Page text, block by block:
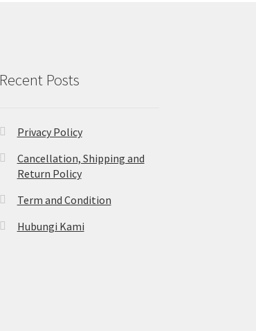
Recent Posts
Privacy Policy
Cancellation, Shipping and
Return Policy
Term and Condition
Hubungi Kami